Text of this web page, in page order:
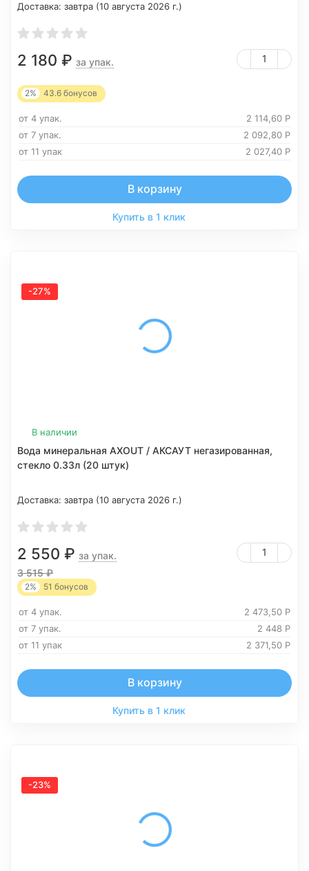
Доставка: завтра (10 августа 2026 г.)
2 180 ₽ за упак.
2% 43.6 бонусов
от 4 упак. 2 114,60 Р
от 7 упак.
2 092,80 Р
от 11 упак
2 027,40 Р
В корзину
Купить в 1 клик
-27%
В наличии
Вода минеральная AXOUT / АКСАУТ негазированная,
стекло 0.33л (20 штук)
Доставка: завтра (10 августа 2026 г.)
2 550 ₽ за упак.
3 515₽
2% 51 бонусов
от 4 упак. 2 473,50 Р
от 7 упак.
2 448 Р
от 11 упак
2 371,50 Р
В корзину
Купить в 1 клик
-23%